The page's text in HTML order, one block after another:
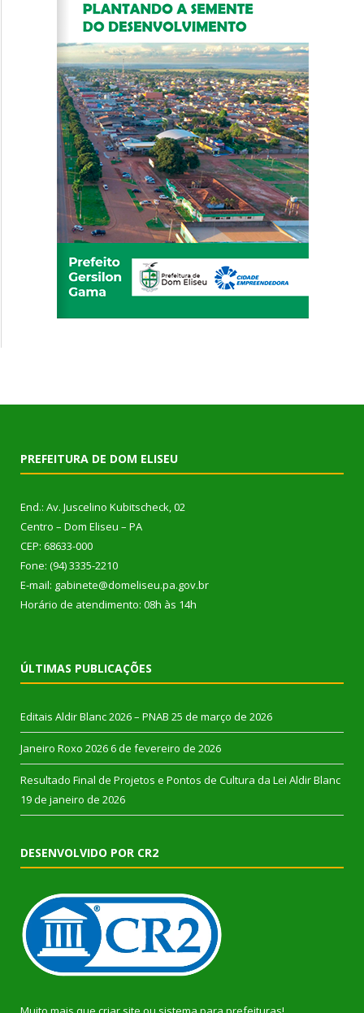
PREFEITURA DE DOM ELISEU
End.: Av. Juscelino Kubitscheck, 02
Centro – Dom Eliseu – PA
CEP: 68633-000
Fone: (94) 3335-2210
E-mail: gabinete@domeliseu.pa.gov.br
Horário de atendimento: 08h às 14h
ÚLTIMAS PUBLICAÇÕES
Editais Aldir Blanc 2026 – PNAB 25 de março de 2026
Janeiro Roxo 2026 6 de fevereiro de 2026
Resultado Final de Projetos e Pontos de Cultura da Lei Aldir Blanc
19 de janeiro de 2026
DESENVOLVIDO POR CR2